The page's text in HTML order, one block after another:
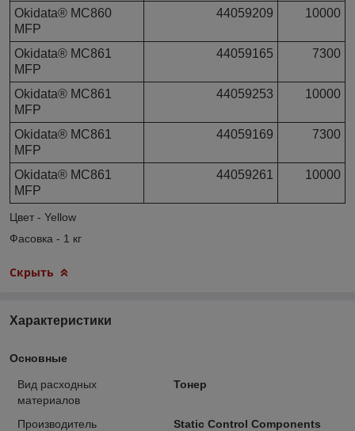
Okidata® MC860
MFP
44059209 10000
Okidata® MC861
MFP
44059165 7300
Okidata® MC861
MFP
44059253 10000
Okidata® MC861
MFP
44059169 7300
Okidata® MC861
MFP
44059261 10000
Цвет - Yellow
Фасовка - 1 кг
Скрыть
Характеристики
Основные
Вид расходных
материалов
Тонер
Производитель
Static Control Components